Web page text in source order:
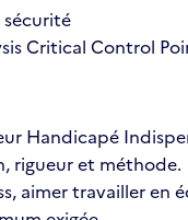
sécurité
Critical Control
Handicapé
rigueur et méthode.
aimer travailler